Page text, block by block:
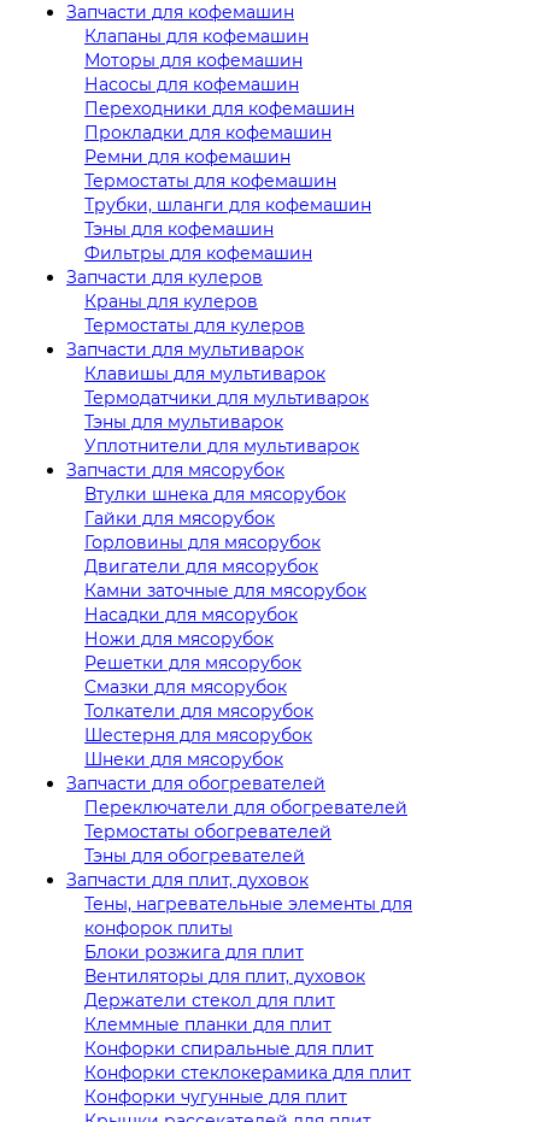
Запчасти для кофемашин
Клапаны для кофемашин
Моторы для кофемашин
Насосы для кофемашин
Переходники для кофемашин
Прокладки для кофемашин
Ремни для кофемашин
Термостаты для кофемашин
Трубки, шланги для кофемашин
Тэны для кофемашин
Фильтры для кофемашин
Запчасти для кулеров
Краны для кулеров
Термостаты для кулеров
Запчасти для мультиварок
Клавишы для мультиварок
Термодатчики для мультиварок
Тэны для мультиварок
Уплотнители для мультиварок
Запчасти для мясорубок
Втулки шнека для мясорубок
Гайки для мясорубок
Горловины для мясорубок
Двигатели для мясорубок
Камни заточные для мясорубок
Насадки для мясорубок
Ножи для мясорубок
Решетки для мясорубок
Смазки для мясорубок
Толкатели для мясорубок
Шестерня для мясорубок
Шнеки для мясорубок
Запчасти для обогревателей
Переключатели для обогревателей
Термостаты обогревателей
Тэны для обогревателей
Запчасти для плит, духовок
Тены, нагревательные элементы для
конфорок плиты
Блоки розжига для плит
Вентиляторы для плит, духовок
Держатели стекол для плит
Клеммные планки для плит
Конфорки спиральные для плит
Конфорки стеклокерамика для плит
Конфорки чугунные для плит